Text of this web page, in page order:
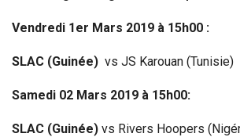
Vendredi 1er Mars 2019 à 15h00 :
SLAC (Guinée) vs JS Karouan (Tunisie)
Samedi 02 Mars 2019 à 15h00:
SLAC (Guinée) vs Rivers Hoopers